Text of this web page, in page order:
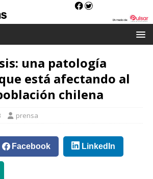
una patología
está afectando al
chilena
prensa
Facebook LinkedIn